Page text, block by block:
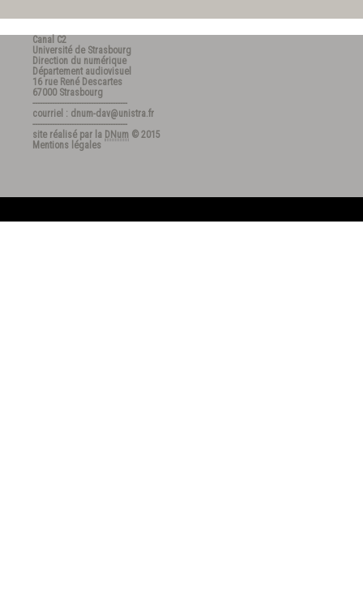
Canal C2
Université de Strasbourg
Direction du numérique
Département audiovisuel
16 rue René Descartes
67000 Strasbourg
---------------------------------------
courriel : dnum-dav@unistra.fr
---------------------------------------
site réalisé par la DNum © 2015
Mentions légales